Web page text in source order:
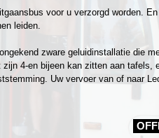
voor u verzorgd worden.
leiden.
zware geluidinstallatie die
4-en bijeen kan zitten aan tafels,
Uw vervoer van of naar